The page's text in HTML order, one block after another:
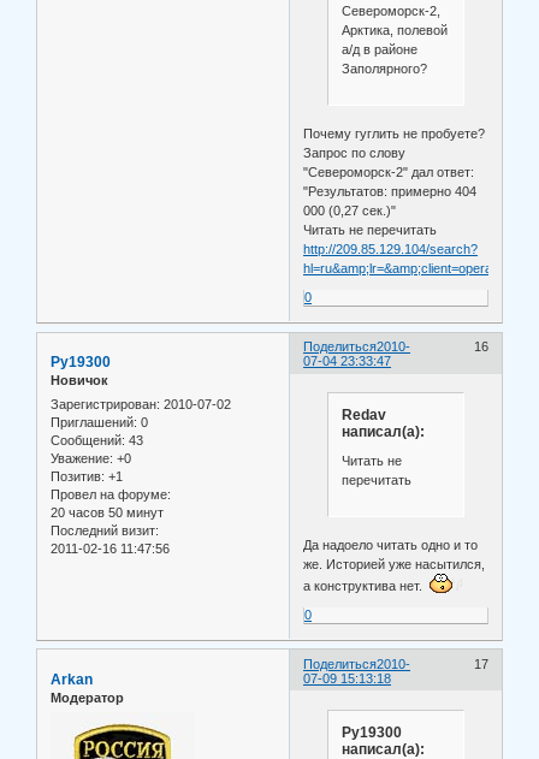
Североморск-2,
Арктика, полевой
а/д в районе
Заполярного?
Почему гуглить не пробуете?
Запрос по слову
"Североморск-2" дал ответ:
"Результатов: примерно 404
000 (0,27 сек.)"
Читать не перечитать
http://209.85.129.104/search?
0
Поделиться 16
2010-
07-04 23:33:47
Ру19300
Новичок
Зарегистрирован: 2010-07-02
Приглашений: 0
Сообщений: 43
Уважение: +0
Позитив: +1
Провел на форуме:
20 часов 50 минут
Последний визит:
2011-02-16 11:47:56
Redav
написал(а):
Читать не
перечитать
Да надоело читать одно и то
же. Историей уже насытился,
а конструктива нет.
0
Поделиться 17
2010-
07-09 15:13:18
Arkan
Модератор
Ру19300
написал(а):